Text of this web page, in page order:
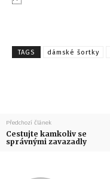
TAGS dámské šortky
Předchozí článek
Cestujte kamkoliv se
správnými zavazadly